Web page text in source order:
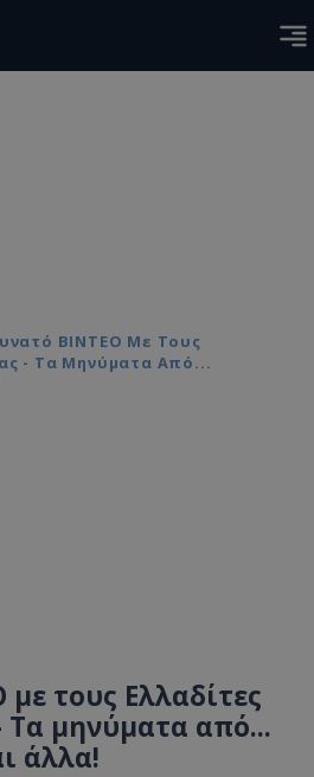
ΒΙΝΤΕΟ Με Τους
- Τα Μηνύματα Από...
τους Ελλαδίτες
Τα μηνύματα από...
άλλα!